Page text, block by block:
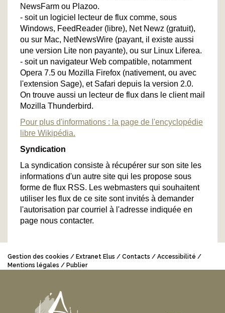
NewsFarm ou Plazoo.
- soit un logiciel lecteur de flux comme, sous
Windows, FeedReader (libre), Net Newz (gratuit),
ou sur Mac, NetNewsWire (payant, il existe aussi
une version Lite non payante), ou sur Linux Liferea.
- soit un navigateur Web compatible, notamment
Opera 7.5 ou Mozilla Firefox (nativement, ou avec
l'extension Sage), et Safari depuis la version 2.0.
On trouve aussi un lecteur de flux dans le client mail
Mozilla Thunderbird.
Pour plus d'informations : la page de l'encyclopédie
libre Wikipédia.
Syndication
La syndication consiste à récupérer sur son site les
informations d'un autre site qui les propose sous
forme de flux RSS. Les webmasters qui souhaitent
utiliser les flux de ce site sont invités à demander
l'autorisation par courriel à l'adresse indiquée en
page nous contacter.
Gestion des cookies Extranet Elus Contacts
Accessibilité
Mentions légales
Publier